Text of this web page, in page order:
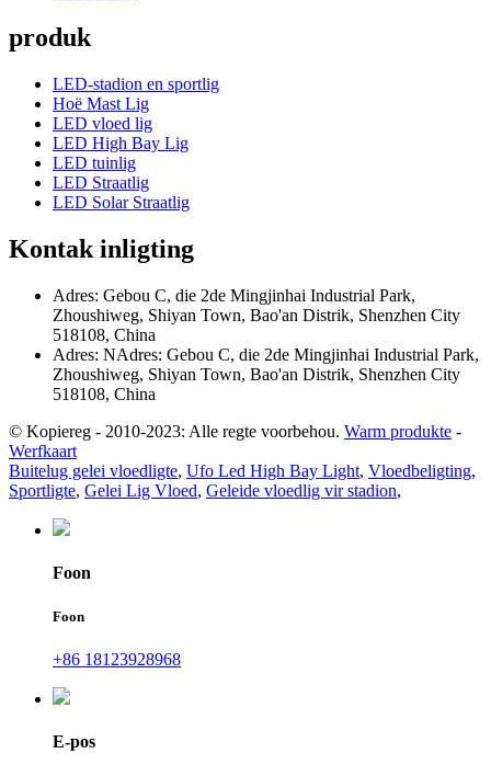
produk
LED-stadion en sportlig
Hoë Mast Lig
LED vloed lig
LED High Bay Lig
LED tuinlig
LED Straatlig
LED Solar Straatlig
Kontak inligting
Adres: Gebou C, die 2de Mingjinhai Industrial Park,
Zhoushiweg, Shiyan Town, Bao'an Distrik, Shenzhen City
518108, China
Adres: NAdres: Gebou C, die 2de Mingjinhai Industrial Park,
Zhoushiweg, Shiyan Town, Bao'an Distrik, Shenzhen City
518108, China
© Kopiereg - 2010-2023: Alle regte voorbehou. Warm produkte -
Werfkaart
Buitelug gelei vloedligte, Ufo Led High Bay Light, Vloedbeligting,
Sportligte, Gelei Lig Vloed, Geleide vloedlig vir stadion,
Foon
Foon
+86 18123928968
E-pos